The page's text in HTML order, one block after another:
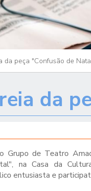
da peça "Confusão de
da
Grupo de Teatro
na Casa da
entusiasta e